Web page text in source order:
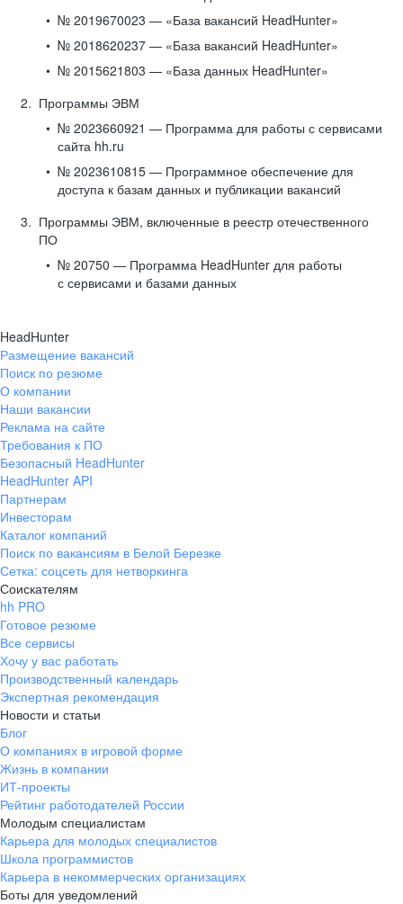
№ 2019670023 — «База вакансий HeadHunter»
№ 2018620237 — «База вакансий HeadHunter»
№ 2015621803 — «База данных HeadHunter»
Программы ЭВМ
№ 2023660921 — Программа для работы с сервисами
сайта hh.ru
№ 2023610815 — Программное обеспечение для
доступа к базам данных и публикации вакансий
Программы ЭВМ, включенные в реестр отечественного
ПО
№ 20750 — Программа HeadHunter для работы
с сервисами и базами данных
HeadHunter
Размещение вакансий
Поиск по резюме
О компании
Наши вакансии
Реклама на сайте
Требования к ПО
Безопасный HeadHunter
HeadHunter API
Партнерам
Инвесторам
Каталог компаний
Поиск по вакансиям в Белой Березке
Сетка: соцсеть для нетворкинга
Соискателям
hh PRO
Готовое резюме
Все сервисы
Хочу у вас работать
Производственный календарь
Экспертная рекомендация
Новости и статьи
Блог
О компаниях в игровой форме
Жизнь в компании
ИТ-проекты
Рейтинг работодателей России
Молодым специалистам
Карьера для молодых специалистов
Школа программистов
Карьера в некоммерческих организациях
Боты для уведомлений